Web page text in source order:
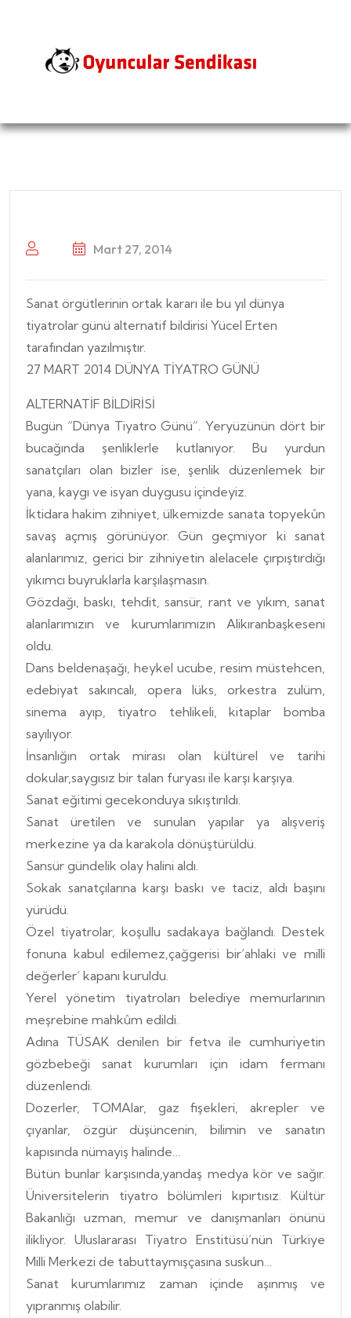
Mart 27, 2014
Sanat örgütlerinin ortak kararı ile bu yıl dünya
tiyatrolar günü alternatif bildirisi Yücel Erten
tarafından yazılmıştır.
27 MART 2014 DÜNYA TİYATRO GÜNÜ
ALTERNATİF BİLDİRİSİ
Bugün “Dünya Tiyatro Günü”. Yeryüzünün dört bir
bucağında şenliklerle kutlanıyor. Bu yurdun
sanatçıları olan bizler ise, şenlik düzenlemek bir
yana, kaygı ve isyan duygusu içindeyiz.
İktidara hakim zihniyet, ülkemizde sanata topyekûn
savaş açmış görünüyor. Gün geçmiyor ki sanat
alanlarımız, gerici bir zihniyetin alelacele çırpıştırdığı
yıkımcı buyruklarla karşılaşmasın.
Gözdağı, baskı, tehdit, sansür, rant ve yıkım, sanat
alanlarımızın ve kurumlarımızın Alikıranbaşkeseni
oldu.
Dans beldenaşağı, heykel ucube, resim müstehcen,
edebiyat sakıncalı, opera lüks, orkestra zulüm,
sinema ayıp, tiyatro tehlikeli, kitaplar bomba
sayılıyor.
İnsanlığın ortak mirası olan kültürel ve tarihi
dokular,saygısız bir talan furyası ile karşı karşıya.
Sanat eğitimi gecekonduya sıkıştırıldı.
Sanat üretilen ve sunulan yapılar ya alışveriş
merkezine ya da karakola dönüştürüldü.
Sansür gündelik olay halini aldı.
Sokak sanatçılarına karşı baskı ve taciz, aldı başını
yürüdü.
Özel tiyatrolar, koşullu sadakaya bağlandı. Destek
fonuna kabul edilemez,çağgerisi bir‘ahlaki ve milli
değerler’ kapanı kuruldu.
Yerel yönetim tiyatroları belediye memurlarının
meşrebine mahkûm edildi.
Adına TÜSAK denilen bir fetva ile cumhuriyetin
gözbebeği sanat kurumları için idam fermanı
düzenlendi.
Dozerler, TOMAlar, gaz fişekleri, akrepler ve
çıyanlar, özgür düşüncenin, bilimin ve sanatın
kapısında nümayiş halinde…
Bütün bunlar karşısında,yandaş medya kör ve sağır.
Üniversitelerin tiyatro bölümleri kıpırtısız. Kültür
Bakanlığı uzman, memur ve danışmanları önünü
ilikliyor. Uluslararası Tiyatro Enstitüsü’nün Türkiye
Milli Merkezi de tabuttaymışçasına suskun…
Sanat kurumlarımız zaman içinde aşınmış ve
yıpranmış olabilir.